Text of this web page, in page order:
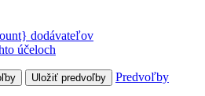
dodávateľov
účeloch
Uložiť predvoľby Predvoľby